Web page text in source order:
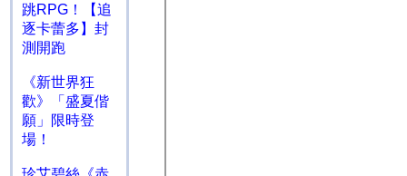
跳RPG！【追
逐卡蕾多】封
測開跑
《新世界狂
歡》「盛夏偕
願」限時登
場！